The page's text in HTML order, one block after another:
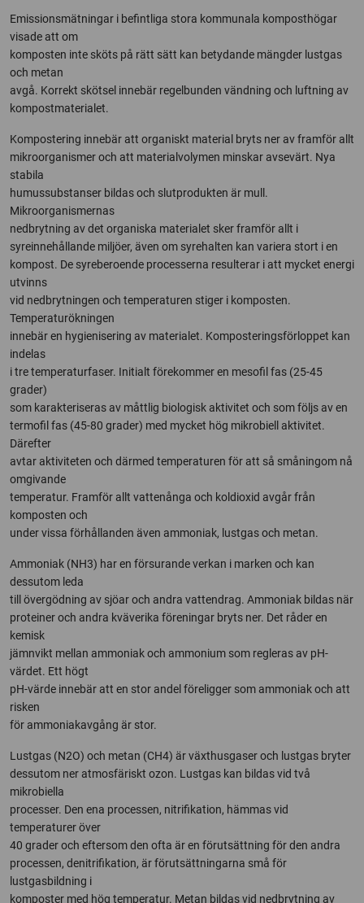
Emissionsmätningar i befintliga stora kommunala komposthögar
visade att om
komposten inte sköts på rätt sätt kan betydande mängder lustgas
och metan
avgå. Korrekt skötsel innebär regelbunden vändning och luftning av
kompostmaterialet.
Kompostering innebär att organiskt material bryts ner av framför allt
mikroorganismer och att materialvolymen minskar avsevärt. Nya
stabila
humussubstanser bildas och slutprodukten är mull.
Mikroorganismernas
nedbrytning av det organiska materialet sker framför allt i
syreinnehållande miljöer, även om syrehalten kan variera stort i en
kompost. De syreberoende processerna resulterar i att mycket energi
utvinns
vid nedbrytningen och temperaturen stiger i komposten.
Temperaturökningen
innebär en hygienisering av materialet. Komposteringsförloppet kan
indelas
i tre temperaturfaser. Initialt förekommer en mesofil fas (25-45
grader)
som karakteriseras av måttlig biologisk aktivitet och som följs av en
termofil fas (45-80 grader) med mycket hög mikrobiell aktivitet.
Därefter
avtar aktiviteten och därmed temperaturen för att så småningom nå
omgivande
temperatur. Framför allt vattenånga och koldioxid avgår från
komposten och
under vissa förhållanden även ammoniak, lustgas och metan.
Ammoniak (NH3) har en försurande verkan i marken och kan
dessutom leda
till övergödning av sjöar och andra vattendrag. Ammoniak bildas när
proteiner och andra kväverika föreningar bryts ner. Det råder en
kemisk
jämnvikt mellan ammoniak och ammonium som regleras av pH-
värdet. Ett högt
pH-värde innebär att en stor andel föreligger som ammoniak och att
risken
för ammoniakavgång är stor.
Lustgas (N2O) och metan (CH4) är växthusgaser och lustgas bryter
dessutom ner atmosfäriskt ozon. Lustgas kan bildas vid två
mikrobiella
processer. Den ena processen, nitrifikation, hämmas vid
temperaturer över
40 grader och eftersom den ofta är en förutsättning för den andra
processen, denitrifikation, är förutsättningarna små för
lustgasbildning i
komposter med hög temperatur. Metan bildas vid nedbrytning av